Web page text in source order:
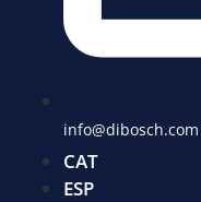
info@dibosch.com
CAT
ESP